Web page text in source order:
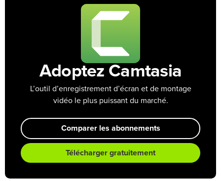
Adoptez Camtasia
L’outil d’enregistrement d’écran et de montage
vidéo le plus puissant du marché.
Comparer les abonnements
Télécharger gratuitement